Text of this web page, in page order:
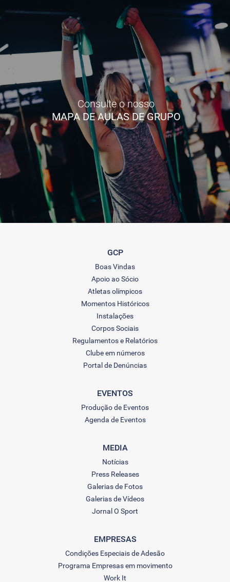
Consulte o nosso
MAPA DE AULAS DE GRUPO
GCP
Boas Vindas
Apoio ao Sócio
Atletas olímpicos
Momentos Históricos
Instalações
Corpos Sociais
Regulamentos e Relatórios
Clube em números
Portal de Denúncias
EVENTOS
Produção de Eventos
Agenda de Eventos
MEDIA
Notícias
Press Releases
Galerias de Fotos
Galerias de Vídeos
Jornal O Sport
EMPRESAS
Condições Especiais de Adesão
Programa Empresas em movimento
Work It